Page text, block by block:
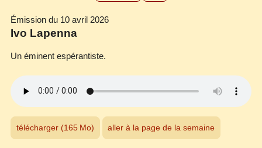
Émission du 10 avril 2026
Ivo Lapenna
Un éminent espérantiste.
télécharger (165 Mo) aller à la page de la semaine